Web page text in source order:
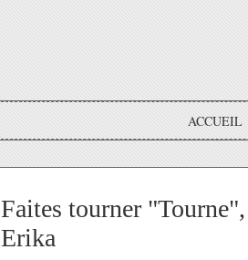
ACCUEIL
Faites tourner
Erika